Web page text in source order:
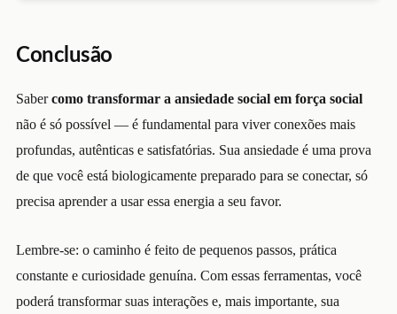
Conclusão
Sabercomo transformar a ansiedade social em força social
não é só possível — é fundamental para viver conexões mais
profundas, autênticas e satisfatórias. Sua ansiedade é uma prova
de que você está biologicamente preparado para se conectar, só
precisa aprender a usar essa energia a seu favor.
Lembre-se: o caminho é feito de pequenos passos, prática
constante e curiosidade genuína. Com essas ferramentas, você
poderá transformar suas interações e, mais importante, sua